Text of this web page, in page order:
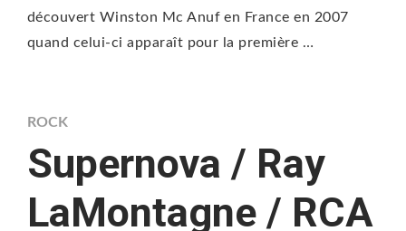
découvert Winston Mc Anuf en France en 2007
quand celui-ci apparaît pour la première …
ROCK
Supernova / Ray
LaMontagne / RCA